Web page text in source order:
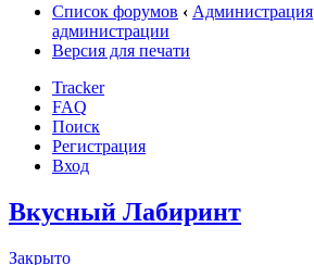
Список форумов ‹ Администрация
администрации
Версия для печати
Tracker
FAQ
Поиск
Регистрация
Вход
Вкусный Лабиринт
Закрыто